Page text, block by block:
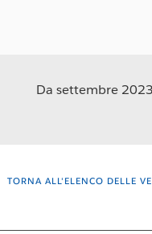
Da settembre
TORNA ALL'ELENCO DELLE